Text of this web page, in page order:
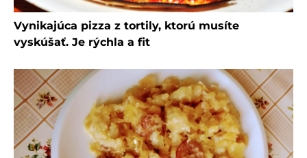
Vynikajúca pizza z tortily, ktorú musíte
vyskúšať. Je rýchla a fit